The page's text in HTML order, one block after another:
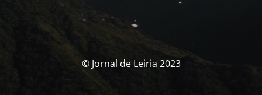
© Jornal de Leiria 2023